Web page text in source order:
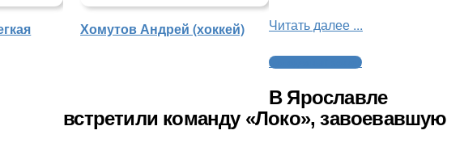
Хомутов Андрей (хоккей)
Читать далее ...
Молодежный хоккей
В Ярославле
встретили команду «Локо», завоевавшую